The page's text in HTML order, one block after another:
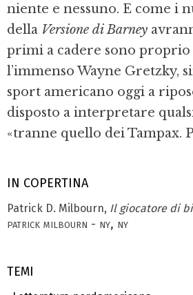
IN COPERTINA
Patrick D. Milbourn, Il giocatore di
patrick milbourn - ny, ny
TEMI
niente e nessuno. E come i
della Versione di Barney
primi a cadere sono
l’immenso Wayne Gretzky,
sport americano oggi a
disposto a interpretare
«tranne quello dei Tampax.